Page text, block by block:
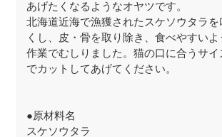
あげたくなるようなオヤツです。
北海道近海で漁獲されたスケソウタラ
くし、皮・骨を取り除き、食べやすい
作業でむしりました。猫の口に合うサイ
でカットしてあげてください。
●原材料名
スケソウタラ